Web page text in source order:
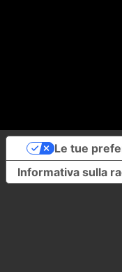
Informativa sulla
Le tue